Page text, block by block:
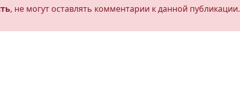
, не могут оставлять комментарии к данной публикации.